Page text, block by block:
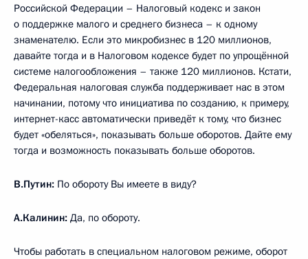
Российской Федерации – Налоговый кодекс и закон
о поддержке малого и среднего бизнеса – к одному
знаменателю. Если это микробизнес в 120 миллионов,
давайте тогда и в Налоговом кодексе будет по упрощённой
системе налогообложения – также 120 миллионов. Кстати,
Федеральная налоговая служба поддерживает нас в этом
начинании, потому что инициатива по созданию, к примеру,
интернет-касс автоматически приведёт к тому, что бизнес
будет «обеляться», показывать больше оборотов. Дайте ему
тогда и возможность показывать больше оборотов.
В.Путин: По обороту Вы имеете в виду?
А.Калинин: Да, по обороту.
Чтобы работать в специальном налоговом режиме, оборот